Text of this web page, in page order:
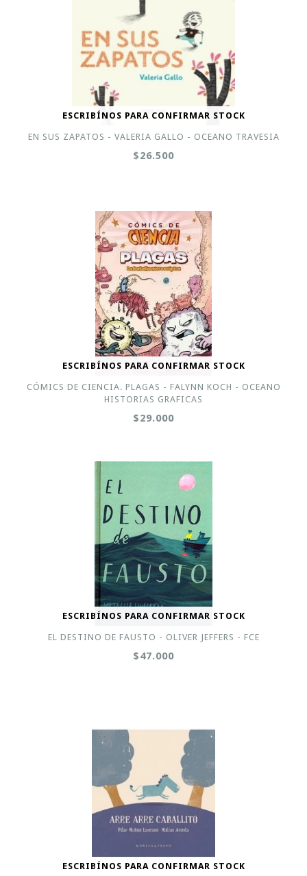
ESCRIBÍNOS PARA CONFIRMAR STOCK
EN SUS ZAPATOS - VALERIA GALLO - OCEANO TRAVESIA
$26.500
ESCRIBÍNOS PARA CONFIRMAR STOCK
CÓMICS DE CIENCIA. PLAGAS - FALYNN KOCH - OCEANO
HISTORIAS GRAFICAS
$29.000
ESCRIBÍNOS PARA CONFIRMAR STOCK
EL DESTINO DE FAUSTO - OLIVER JEFFERS - FCE
$47.000
ESCRIBÍNOS PARA CONFIRMAR STOCK